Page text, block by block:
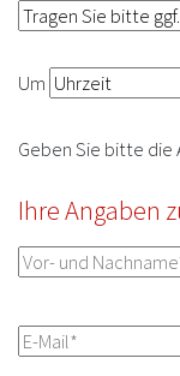
Um
Geben Sie bitte die
Ihre Angaben
Bitte lassen Sie